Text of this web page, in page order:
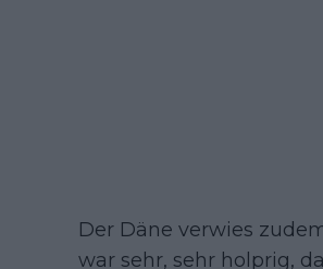
Der Däne verwies
war sehr, sehr holprig,